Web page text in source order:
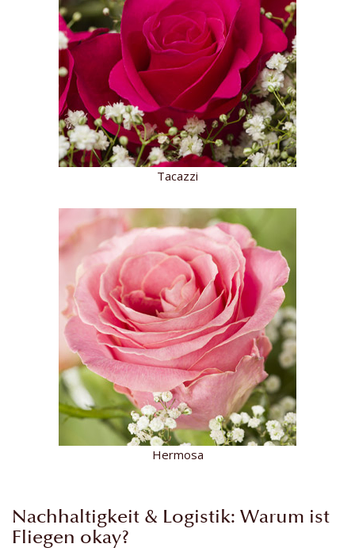
Tacazzi
Hermosa
Nachhaltigkeit & Logistik: Warum ist
Fliegen okay?